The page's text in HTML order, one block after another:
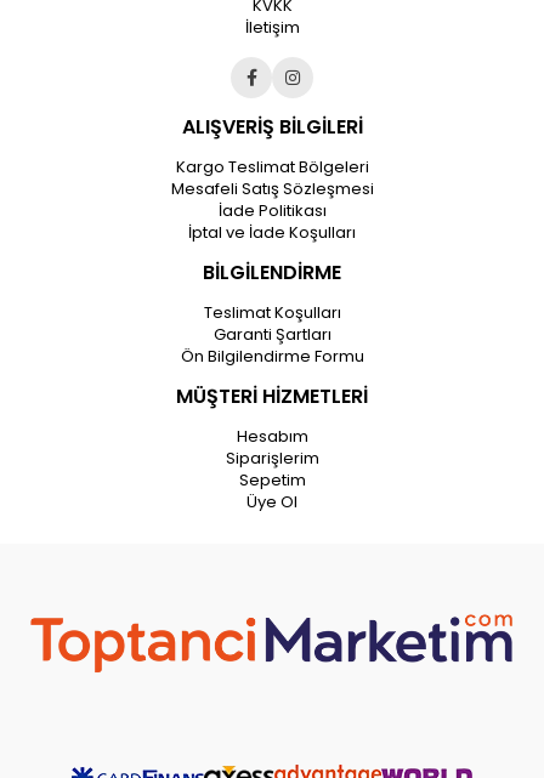
KVKK
İletişim
ALIŞVERİŞ BİLGİLERİ
Kargo Teslimat Bölgeleri
Mesafeli Satış Sözleşmesi
İade Politikası
İptal ve İade Koşulları
BİLGİLENDİRME
Teslimat Koşulları
Garanti Şartları
Ön Bilgilendirme Formu
MÜŞTERİ HİZMETLERİ
Hesabım
Siparişlerim
Sepetim
Üye Ol